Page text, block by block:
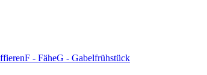
F - FäheG - Gabelfrühstück